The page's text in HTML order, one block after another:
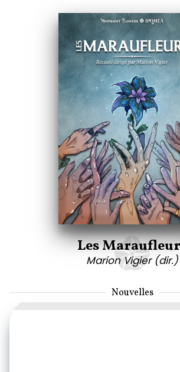
Les
Marion Vigier (dir.)
Nouvelles